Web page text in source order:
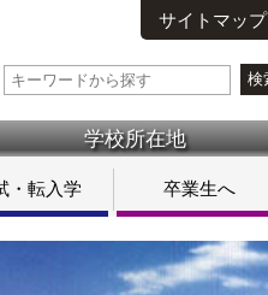
サイトマップ
学校所在地
・転入学 卒業生へ